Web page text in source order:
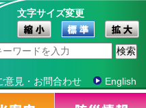
文字サイズ変更
意見・お問合わせ English